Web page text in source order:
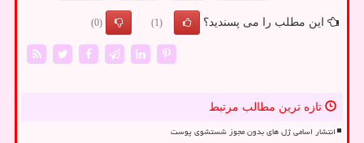
این مطلب را می پسندید؟ (1)
(0)
تازه ترین مطالب مرتبط
انتشار اسامی ژل های بدون مجوز شستشوی پوست